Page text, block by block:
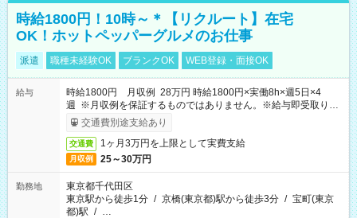
時給1800円！10時～＊【リクルート】在宅
OK！ホットペッパーグルメのお仕事
派遣 職種未経験OK ブランクOK WEB登録・面接OK
給与
時給1800円 月収例 28万円 時給1800円×実働8h×週5日×4
週 ※月収例を保証するものではありません。※給与即受取りサ
ービス利用可（利用条件有）
交通費別途支給あり
交通費 1ヶ月3万円を上限として実費支給
月収例 25～30万円
勤務地
東京都千代田区
東京駅から徒歩1分 / 京橋(東京都)駅から徒歩3分 / 宝町(東京
都)駅 / …